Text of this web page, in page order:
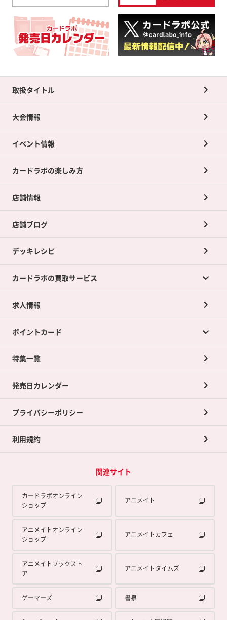
取扱タイトル
大会情報
イベント情報
カードラボの楽しみ方
店舗情報
店舗ブログ
デッキレシピ
カードラボの買取サービス
カードラボの買取サービスTOP
店舗買取について
ネット買取について
買取承諾書について
求人情報
ポイントカード
ポイントカードTOP
ポイント交換景品
特集一覧
発売日カレンダー
プライバシーポリシー
利用規約
関連サイト
カードラボオンライン
ショップ
アニメイト
アニメイトオンライン
ショップ
アニメイトカフェ
アニメイトブックスト
ア
アニメイトタイムズ
ゲーマーズ 書泉